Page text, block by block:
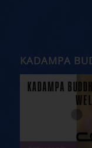
KADAMPA